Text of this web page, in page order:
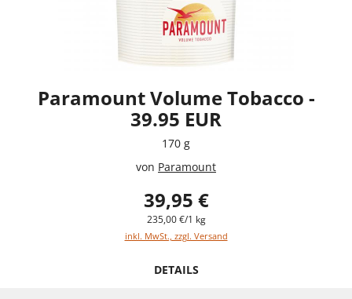
Paramount Volume Tobacco -
39.95 EUR
170 g
von Paramount
39,95 €
235,00 €/1 kg
inkl. MwSt., zzgl. Versand
DETAILS